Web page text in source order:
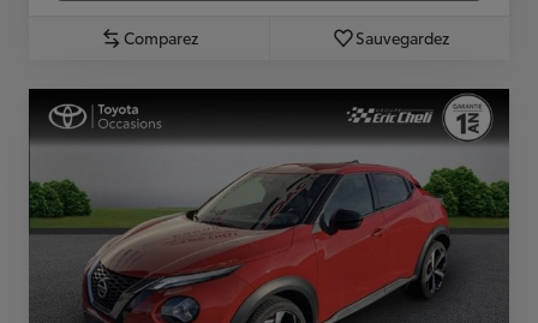
Comparez Sauvegardez